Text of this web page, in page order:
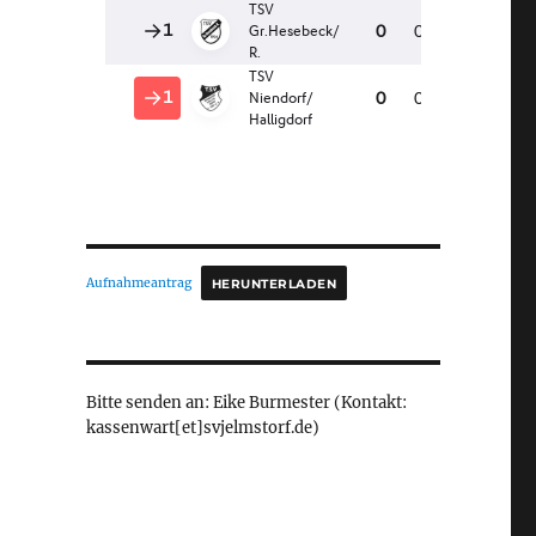
Aufnahmeantrag HERUNTERLADEN
Bitte senden an: Eike Burmester (Kontakt:
kassenwart[et]svjelmstorf.de)